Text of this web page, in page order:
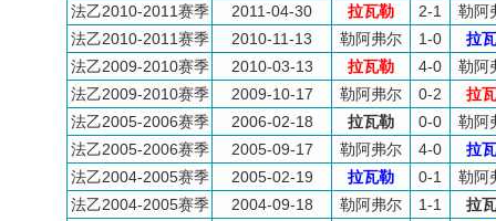
法乙2010-2011赛季
2011-04-30 拉瓦勒 2-1
勒阿
法乙2010-2011赛季
2010-11-13 勒阿弗尔 1-0
拉
法乙2009-2010赛季
2010-03-13 拉瓦勒 4-0
勒阿
法乙2009-2010赛季
2009-10-17 勒阿弗尔 0-2
拉
法乙2005-2006赛季
2006-02-18 拉瓦勒 0-0
勒阿
法乙2005-2006赛季
2005-09-17 勒阿弗尔 4-0
拉
法乙2004-2005赛季
2005-02-19 拉瓦勒 0-1
勒阿
法乙2004-2005赛季
2004-09-18 勒阿弗尔 1-1
拉